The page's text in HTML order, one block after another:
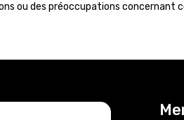
ou des préoccupations concernant